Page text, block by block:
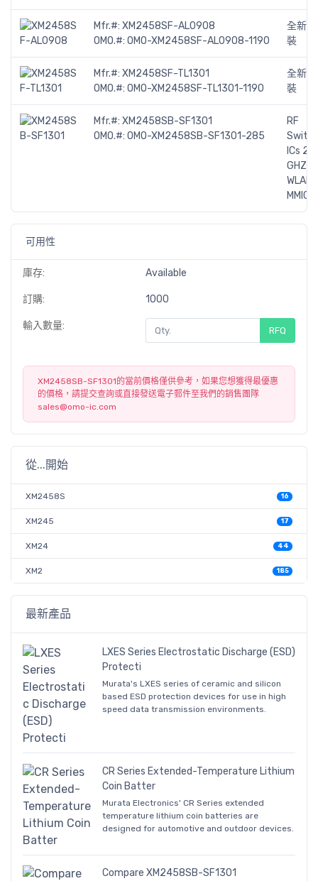
Mfr.#: XM2458SF-AL0908
OMO.#: OMO-XM2458SF-AL0908-1190
全新原
裝
Mfr.#: XM2458SF-TL1301
OMO.#: OMO-XM2458SF-TL1301-1190
全新原
裝
Mfr.#: XM2458SB-SF1301
OMO.#: OMO-XM2458SB-SF1301-285
RF
ICs 2.4
GHZ
WLAN
MMIC
可用性
庫存: Available
訂購: 1000
輸入數量: RFQ
XM2458SB-SF1301的當前價格僅供參考，如果您想獲得最優惠
的價格，請提交查詢或直接發送電子郵件至我們的銷售團隊
sales@omo-ic.com
從...開始
XM2458S 16
XM245 17
XM24 44
XM2 185
最新產品
LXES Series Electrostatic Discharge (ESD)
Protecti
Murata's LXES series of ceramic and silicon
based ESD protection devices for use in high
speed data transmission environments.
CR Series Extended-Temperature Lithium
Coin Batter
Murata Electronics' CR Series extended
temperature lithium coin batteries are
designed for automotive and outdoor devices.
Compare XM2458SB-SF1301